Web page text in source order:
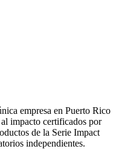
empresa en Puerto Rico
impacto certificados por
de la Serie Impact
independientes.